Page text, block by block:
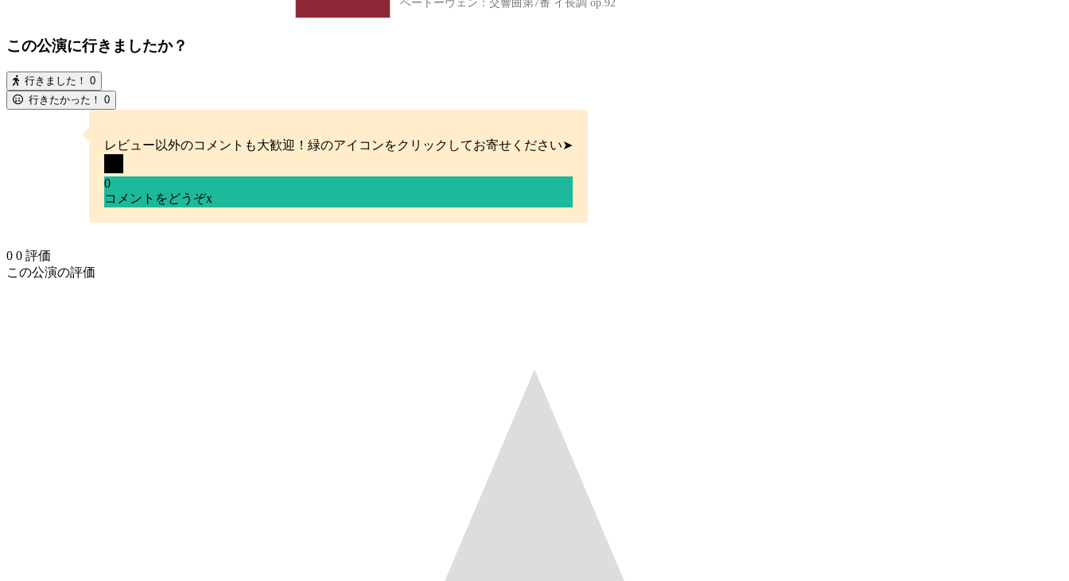
ベートーヴェン：交響曲第7番 イ長調 op.92
この公演に行きましたか？
行きました！ 0
行きたかった！ 0
レビュー以外のコメントも大歓迎！緑のアイコンをクリックしてお寄せください➤
0
コメントをどうぞx
0 0 評価
この公演の評価